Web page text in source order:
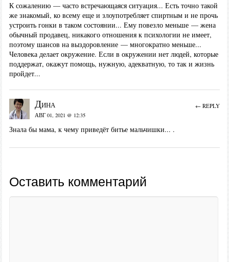
К сожалению — часто встречающаяся ситуация... Есть точно такой
же знакомый, ко всему еще и злоупотребляет спиртным и не прочь
устроить гонки в таком состоянии... Ему повезло меньше — жена
обычный продавец, никакого отношения к психологии не имеет,
поэтому шансов на выздоровление — многократно меньше...
Человека делает окружение. Если в окружении нет людей, которые
поддержат, окажут помощь, нужную, адекватную, то так и жизнь
пройдет...
Дина
АВГ 01, 2021 @ 12:35
Знала бы мама, к чему приведёт битье мальчишки... .
← REPLY
Оставить комментарий